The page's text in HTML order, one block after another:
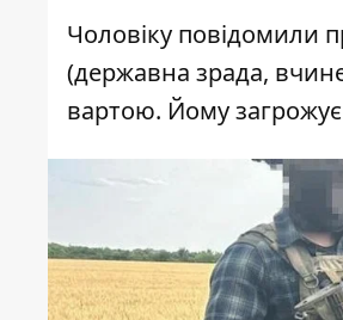
Чоловіку повідомили
(державна зрада,
вартою. Йому загрожує